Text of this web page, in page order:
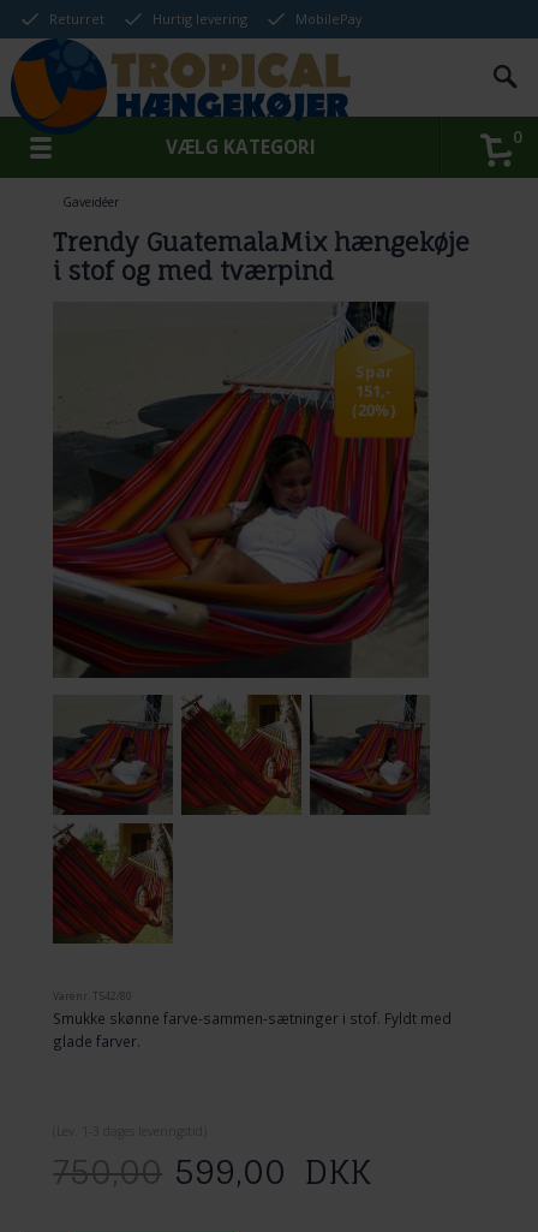
Returret Hurtig levering MobilePay
0
VÆLG KATEGORI
Gaveidéer
Trendy GuatemalaMix hængekøje
i stof og med tværpind
Spar
151,-
(20%)
Varenr. T542/80
Smukke skønne farve-sammen-sætninger i stof. Fyldt med
glade farver.
750,00 599,00 DKK